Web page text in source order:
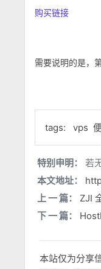
购买链接
需要说明的是，
tags: vps
特别申明：
若
本文地址：
上 一 篇：
ZJI
下 一 篇：
本站仅为分享